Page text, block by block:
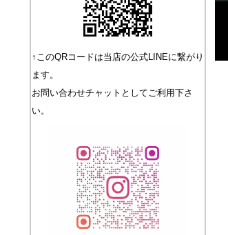
↑このQRコードは当店の公式LINEに繋がり
ます。
お問い合わせチャットとしてご利用下さ
い。